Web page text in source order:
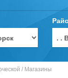
. .
/ Магазины